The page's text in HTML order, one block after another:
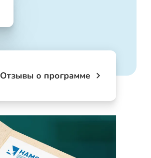
Отзывы о программе